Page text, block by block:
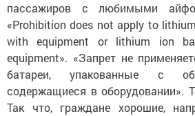
пассажиров с любимыми
«Рrohibition does not apply to
with equipment or lithium ion
equipment». «Запрет не
батареи, упакованные с
содержащиеся в оборудовании».
Так что, граждане хорошие,